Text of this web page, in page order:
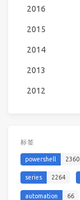
2016
2015
2014
2013
2012
标签
powershell 2360
series 2264
automation 66